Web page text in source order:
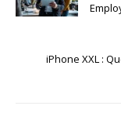
iPhone XXL :